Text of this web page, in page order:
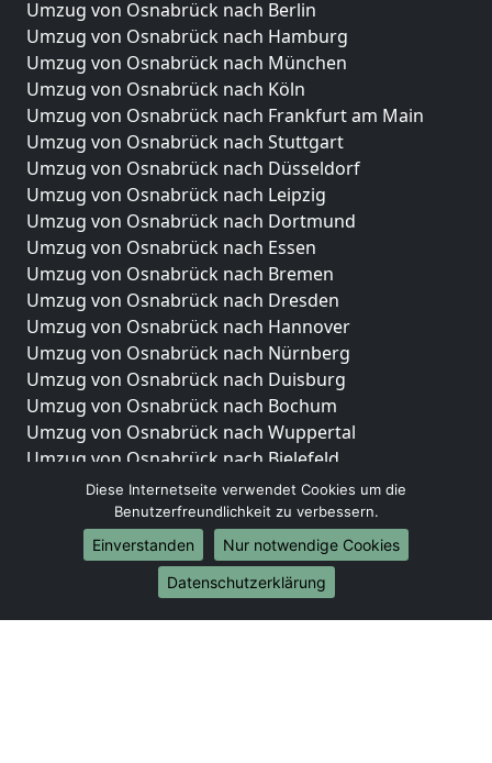
Umzug von Osnabrück nach Berlin
Umzug von Osnabrück nach Hamburg
Umzug von Osnabrück nach München
Umzug von Osnabrück nach Köln
Umzug von Osnabrück nach Frankfurt am Main
Umzug von Osnabrück nach Stuttgart
Umzug von Osnabrück nach Düsseldorf
Umzug von Osnabrück nach Leipzig
Umzug von Osnabrück nach Dortmund
Umzug von Osnabrück nach Essen
Umzug von Osnabrück nach Bremen
Umzug von Osnabrück nach Dresden
Umzug von Osnabrück nach Hannover
Umzug von Osnabrück nach Nürnberg
Umzug von Osnabrück nach Duisburg
Umzug von Osnabrück nach Bochum
Umzug von Osnabrück nach Wuppertal
Umzug von Osnabrück nach Bielefeld
Umzug von Osnabrück nach Bonn
Umzug von Osnabrück nach Münster
Internationale-Umzüge
Umzug von Osnabrück nach Brasilien
Umzug von Osnabrück nach Brunei Darussalam
Diese Internetseite verwendet Cookies um die
Benutzerfreundlichkeit zu verbessern.
Einverstanden
Nur notwendige Cookies
Datenschutzerklärung